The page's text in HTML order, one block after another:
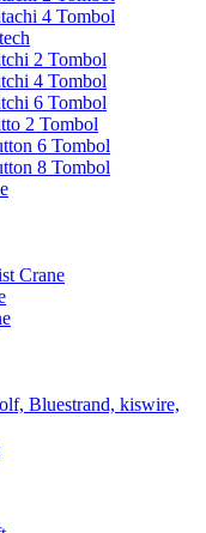
4 Tombol
2 Tombol
4 Tombol
6 Tombol
2 Tombol
6 Tombol
8 Tombol
Crane
Bluestrand, kiswire,